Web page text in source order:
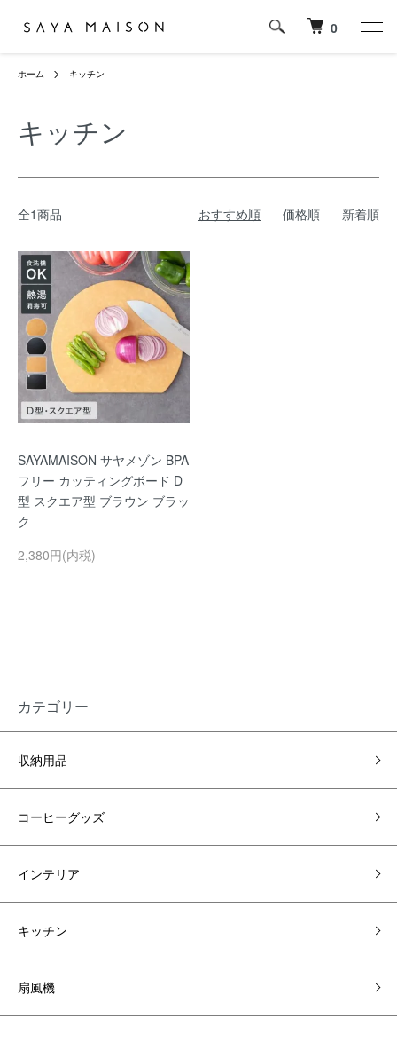
0
ホーム キッチン
キッチン
全1商品 おすすめ順 価格順 新着順
SAYAMAISON サヤメゾン BPA
フリー カッティングボード D
型 スクエア型 ブラウン ブラッ
ク
2,380円(内税)
カテゴリー
収納用品
コーヒーグッズ
インテリア
キッチン
扇風機